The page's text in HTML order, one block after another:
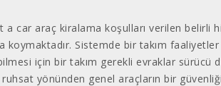
a car araç kiralama koşulları verilen belirli
koymaktadır. Sistemde bir takım
için bir takım gerekli evraklar sürücü
ruhsat yönünden genel araçların bir